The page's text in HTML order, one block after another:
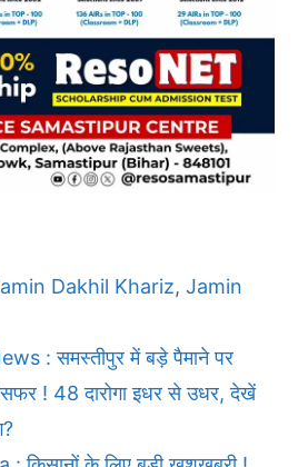
Dakhil Khariz, Jamin
: समस्तीपुर में बड़े पैमाने पर
! 48 दारोगा इधर से उधर, देखें